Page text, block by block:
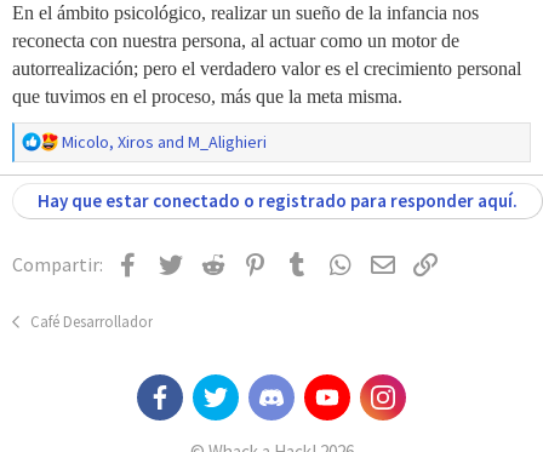
En el ámbito psicológico, realizar un sueño de la infancia nos
reconecta con nuestra persona, al actuar como un motor de
autorrealización; pero el verdadero valor es el crecimiento personal
que tuvimos en el proceso, más que la meta misma.
R
e
a
c
o
e
Micolo, Xiros and M_Alighieri
Hay que estar conectado o registrado para responder aquí.
Compartir: Facebook
TwitterReddit Pinterest
TumblrWhatsApp
EmailEnlace
Café Desarrollador